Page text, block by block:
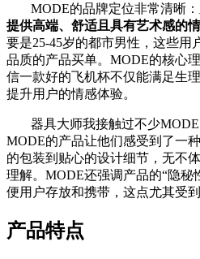
MODE的品牌定位非常清晰：
提供高端、舒适且具有艺术感的
要是25-45岁的都市男性，这些用
品质的产品买单。MODE的核心
信一款好的飞机杯不仅能满足生
提升用户的情感体验。
器具大师我接触过不少
MODE的产品让他们感受到了一
的包装到贴心的设计细节，无不
理解。MODE还强调产品的“隐秘
便用户存放和携带，这点尤其受
产品特点